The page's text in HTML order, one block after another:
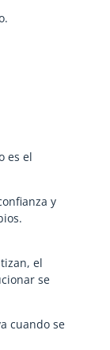
es el
y
el
se
cuando se